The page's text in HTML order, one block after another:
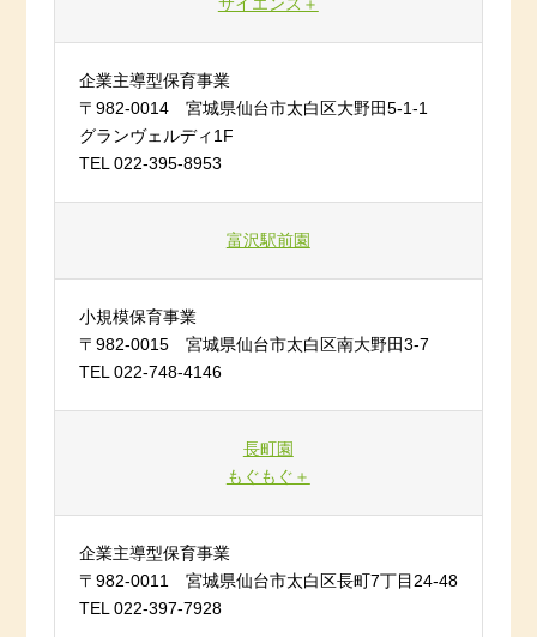
サイエンス＋
企業主導型保育事業
〒982-0014 宮城県仙台市太白区大野田5-1-1
グランヴェルディ1F
TEL 022-395-8953
富沢駅前園
小規模保育事業
〒982-0015 宮城県仙台市太白区南大野田3-7
TEL 022-748-4146
長町園
もぐもぐ＋
企業主導型保育事業
〒982-0011 宮城県仙台市太白区長町7丁目24-48
TEL 022-397-7928